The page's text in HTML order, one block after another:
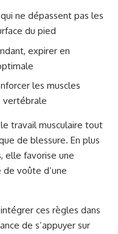
ne dépassent pas les
du pied
expirer en
les muscles
vertébrale
travail musculaire tout
de blessure. En plus
elle favorise une
voûte d’une
ces règles dans
de s’appuyer sur